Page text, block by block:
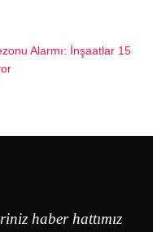
Alarmı: İnşaatlar 15
haber hattımız